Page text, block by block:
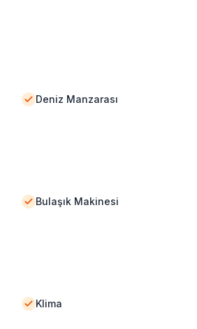
Deniz Manzarası
Bulaşık Makinesi
Klima